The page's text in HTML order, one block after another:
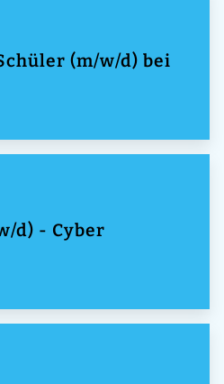
(m/w/d) bei
d) - Cyber